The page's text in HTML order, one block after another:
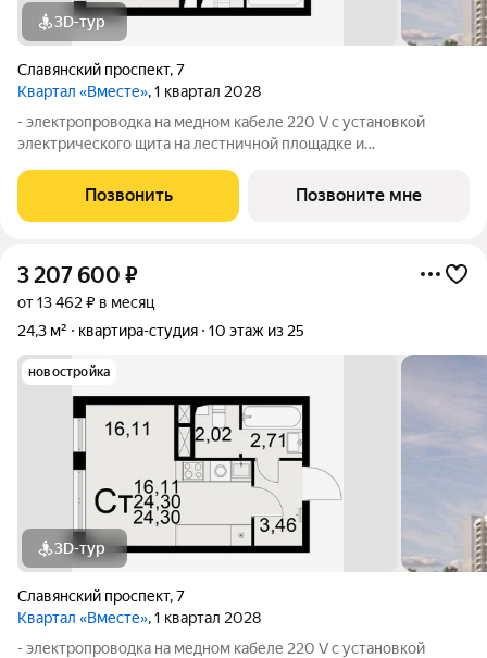
3D-тур
Славянский проспект,7
Квартал «Вместе», 1 квартал 2028
- электропроводка на медном кабеле 220 V с установкой
электрического щита на лестничной площадке и
стен, кроме стен лоджий, откосов дверных и оконных
проемов, ниш прохождения стояков
Позвонить Позвоните мне
3 207 600 ₽
от 13 462 ₽ в месяц
24,3 м²
квартира-студия 10 этаж из 25
новостройка
3D-тур
Славянский проспект,7
Квартал «Вместе», 1 квартал 2028
- электропроводка на медном кабеле 220 V с установкой